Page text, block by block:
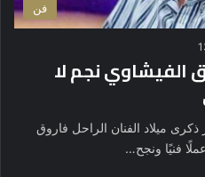
فن
الفيشاوي نجم لا
تحل اليوم 5 فبراير ذكرى ميلاد الفنان الراحل فاروق